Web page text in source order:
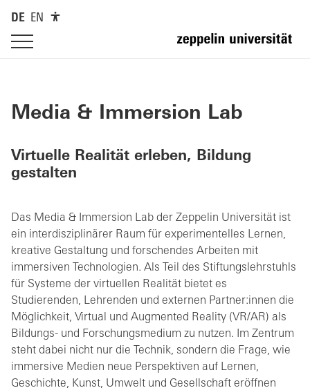
DE EN
Media & Immersion Lab
Virtuelle Realität erleben, Bildung
gestalten
Das Media & Immersion Lab der Zeppelin Universität ist
ein interdisziplinärer Raum für experimentelles Lernen,
kreative Gestaltung und forschendes Arbeiten mit
immersiven Technologien. Als Teil des Stiftungslehrstuhls
für Systeme der virtuellen Realität bietet es
Studierenden, Lehrenden und externen Partner:innen die
Möglichkeit, Virtual und Augmented Reality (VR/AR) als
Bildungs- und Forschungsmedium zu nutzen. Im Zentrum
steht dabei nicht nur die Technik, sondern die Frage, wie
immersive Medien neue Perspektiven auf Lernen,
Geschichte, Kunst, Umwelt und Gesellschaft eröffnen